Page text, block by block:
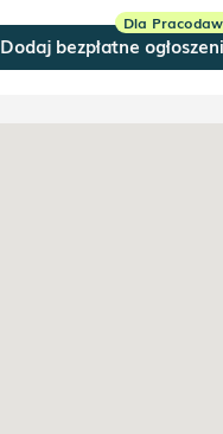
Dodaj bezpłatne